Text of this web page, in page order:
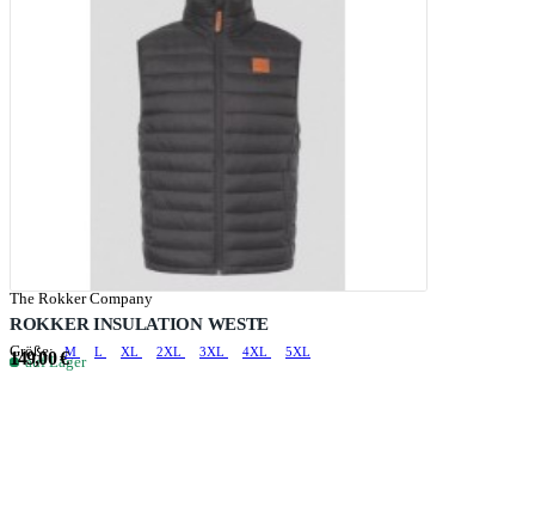
The Rokker Company
ROKKER INSULATION WESTE
Größe: M L XL 2XL 3XL 4XL 5XL
auf Lager
149,00 €